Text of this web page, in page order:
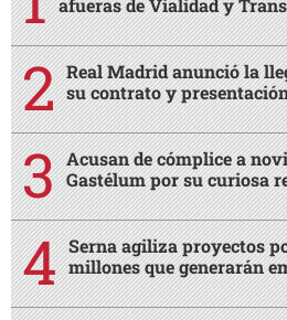
afueras de Vialidad y
Real Madrid anunció la
su contrato y
Acusan de cómplice a
Gastélum por su curiosa
Serna agiliza proyectos
millones que generarán